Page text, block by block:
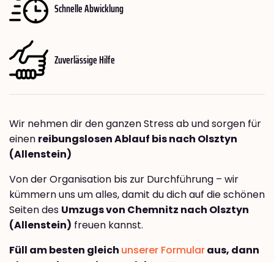
Schnelle Abwicklung
Zuverlässige Hilfe
Wir nehmen dir den ganzen Stress ab und sorgen für
einen reibungslosen Ablauf bis nach Olsztyn
(Allenstein)
Von der Organisation bis zur Durchführung – wir
kümmern uns um alles, damit du dich auf die schönen
Seiten des Umzugs von Chemnitz nach Olsztyn
(Allenstein) freuen kannst.
Füll am besten gleich unserer Formularaus, dann